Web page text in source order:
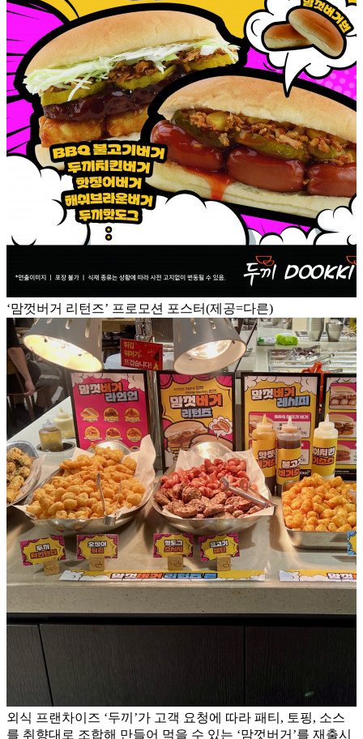
‘맘껏버거 리턴즈’ 프로모션 포스터(제공=다른)
외식 프랜차이즈 ‘두끼’가 고객 요청에 따라 패티, 토핑, 소스
를 취향대로 조합해 만들어 먹을 수 있는 ‘맘껏버거’를 재출시